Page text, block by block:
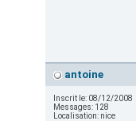
antoine
Inscrit le: 08/12/2008
Messages: 128
Localisation: nice